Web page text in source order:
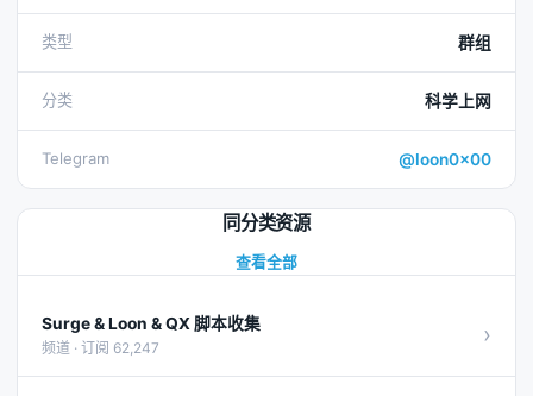
类型 群组
分类 科学上网
Telegram @loon0x00
同分类资源
查看全部
Surge & Loon & QX 脚本收集
频道 · 订阅 62,247 ›